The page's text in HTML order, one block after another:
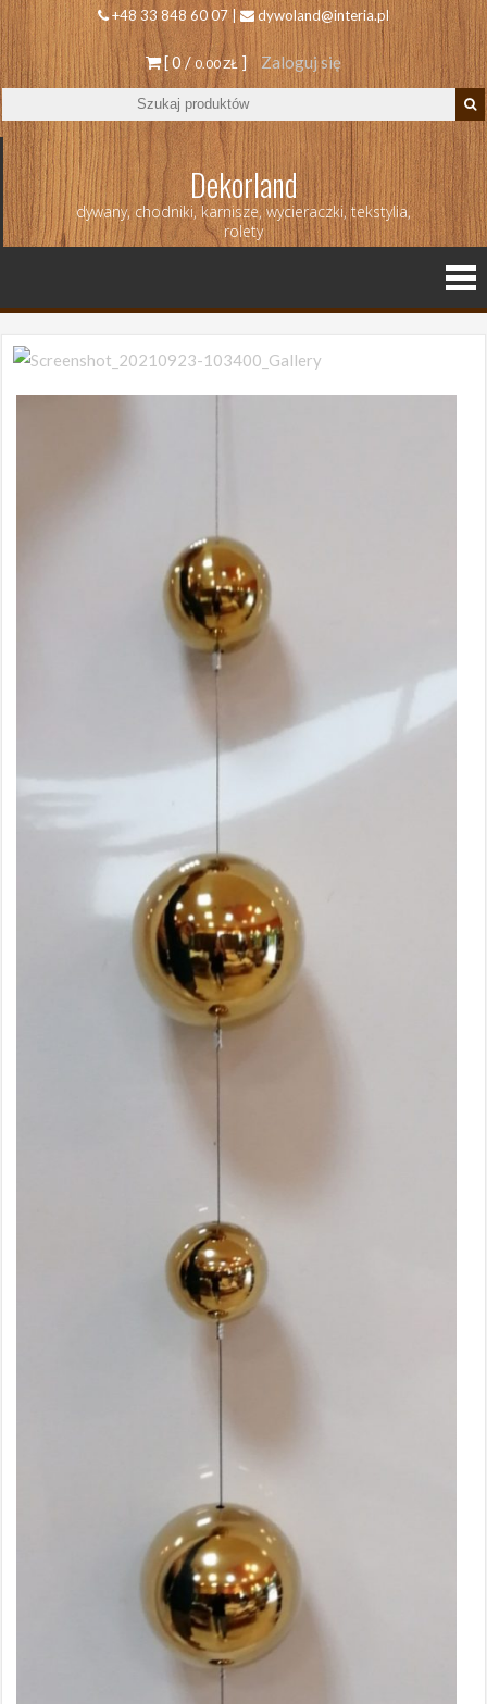
+48 33 848 60 07 | dywoland@interia.pl
[ 0 /0.00 ZŁ ] Zaloguj się
Dekorland
dywany, chodniki, karnisze, wycieraczki, tekstylia,
rolety